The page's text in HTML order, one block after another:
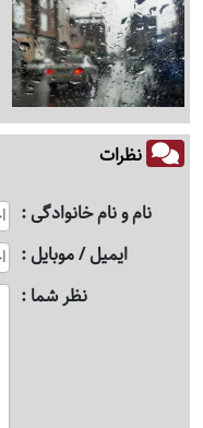
نظرات
نام و نام خانوادگی
ایمیل / موبایل
نظر شما